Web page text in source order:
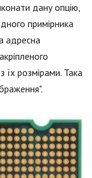
дану опцію,
примірника
адресна
їх розмірами. Така